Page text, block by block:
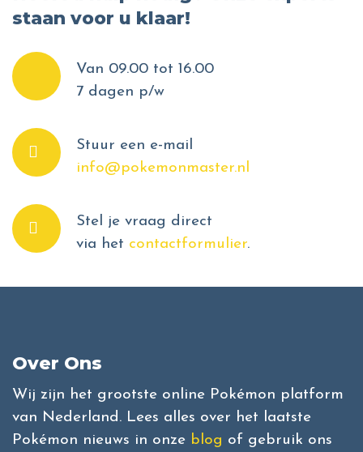
staan voor u klaar!
Van 09.00 tot 16.00
7 dagen p/w
Stuur een e-mail
info@pokemonmaster.nl
Stel je vraag direct
via het contactformulier.
Over Ons
Wij zijn het grootste online Pokémon platform
van Nederland. Lees alles over het laatste
Pokémon nieuws in onze blog of gebruik ons